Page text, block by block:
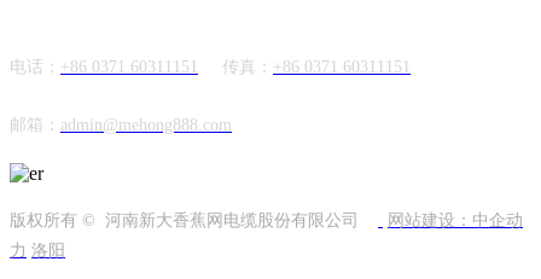
电话： +86 0371 60311151 传真： +86 0371 60311151
邮箱： admin@mehong888.com
版权所有 © 河南新大香蕉网电缆股份有限公司
网站建设：中企动
力 洛阳